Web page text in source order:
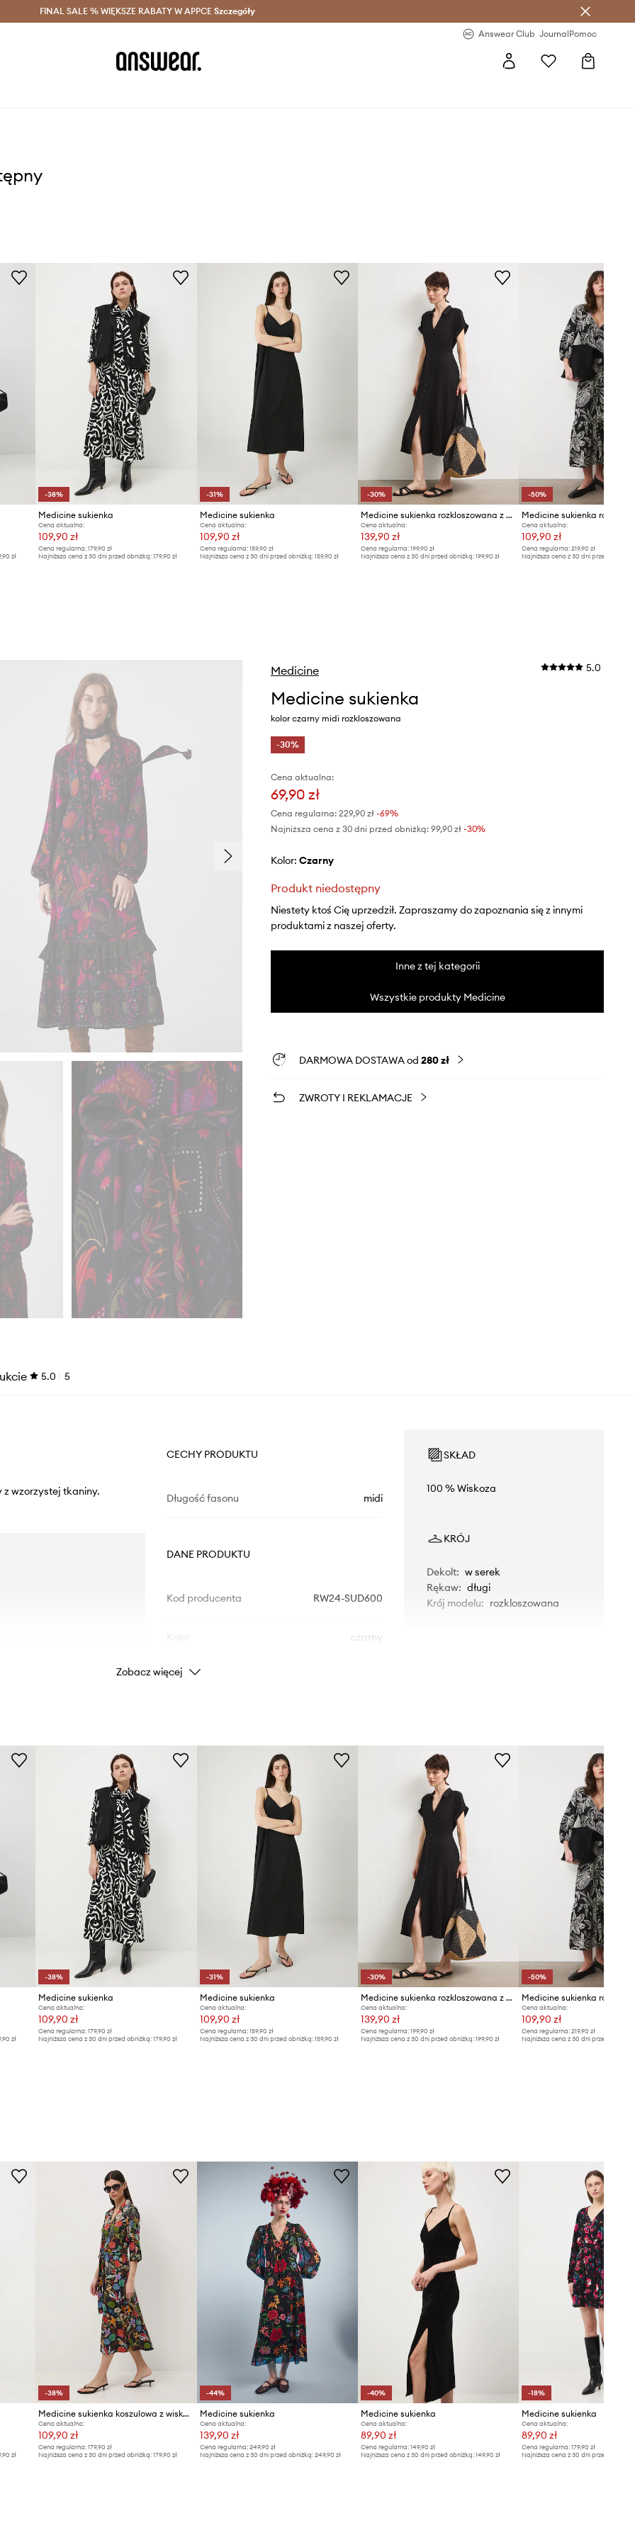
Oszczędzaj z Answear Club > Dostawa nawet w 24h >
FINAL SALE % WIĘKSZE RABATY W APPCE Szczegóły
Answear Club JournalPomoc
zł
-38%
Medicine sukienka
Cena aktualna:
109,90 zł
Cena regularna: 179,90 zł
Najniższa cena z 30 dni przed obniżką: 179,90 zł
-31%
Medicine sukienka
Cena aktualna:
109,90 zł
Cena regularna: 159,90 zł
Najniższa cena z 30 dni przed obniżką: 159,90 zł
-30%
Medicine sukienka rozkloszowana z wiskozą
Cena aktualna:
139,90 zł
Cena regularna:199,90 zł
Najniższa cena z 30 dni przed obniżką:199,90 zł
-50%
Cena aktualna:
109,90 zł
Cena regularna: 219,90 zł
Najniższa cena z 30 dni przed obniżką:
Medicine 5.0
Medicine sukienka
kolor czarny midi rozkloszowana
-30%
Cena aktualna:
69,90 zł
Cena regularna: 229,90 zł-69%
Najniższa cena z 30 dni przed obniżką: 99,90 zł -30%
Kolor: czarny
Produkt niedostępny
Niestety ktoś Cię uprzedził. Zapraszamy do zapoznania się z innymi
produktami z naszej oferty.
Inne z tej kategorii
Wszystkie produkty Medicine
DARMOWA DOSTAWA od 280 zł
ZWROTY I REKLAMACJE
5.0 5
z wzorzystej tkaniny.
CECHY PRODUKTU
Długość fasonu midi
DANE PRODUKTU
Kod producenta RW24-SUD600
czarny
Marka
SKŁAD
100 % Wiskoza
KRÓJ
Dekolt: w serek
Rękaw: długi
Krój modelu: rozkloszowana
Zobacz więcej
zł
-38%
Medicine sukienka
Cena aktualna:
109,90 zł
Cena regularna: 179,90 zł
Najniższa cena z 30 dni przed obniżką: 179,90 zł
-31%
Medicine sukienka
Cena aktualna:
109,90 zł
Cena regularna: 159,90 zł
Najniższa cena z 30 dni przed obniżką: 159,90 zł
-30%
Medicine sukienka rozkloszowana z wiskozą
Cena aktualna:
139,90 zł
Cena regularna:199,90 zł
Najniższa cena z 30 dni przed obniżką:199,90 zł
-50%
Cena aktualna:
109,90 zł
Cena regularna: 219,90 zł
Najniższa cena z 30 dni przed obniżką:
zł
-38%
Medicine sukienka koszulowa z wiskozy
Cena aktualna:
109,90 zł
Cena regularna: 179,90 zł
Najniższa cena z 30 dni przed obniżką: 179,90 zł
-44%
Medicine sukienka
Cena aktualna:
139,90 zł
Cena regularna: 249,90 zł
Najniższa cena z 30 dni przed obniżką: 249,90 zł
-40%
Medicine sukienka
Cena aktualna:
89,90 zł
Cena regularna:149,90 zł
Najniższa cena z 30 dni przed obniżką:149,90 zł
-18%
Medicine sukienka
Cena aktualna:
89,90 zł
Cena regularna: 179,90 zł
Najniższa cena z 30 dni przed obniżką: